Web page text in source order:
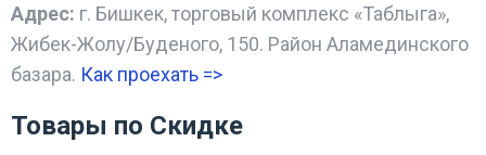
Адрес: г. Бишкек, торговый комплекс «Таблыга»,
Жибек-Жолу/Буденого, 150. Район Аламединского
базара. Как проехать =>
Товары по Скидке